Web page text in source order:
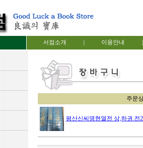
서점소개 이용안내
주문
평산신씨명현열전 상,하권.전